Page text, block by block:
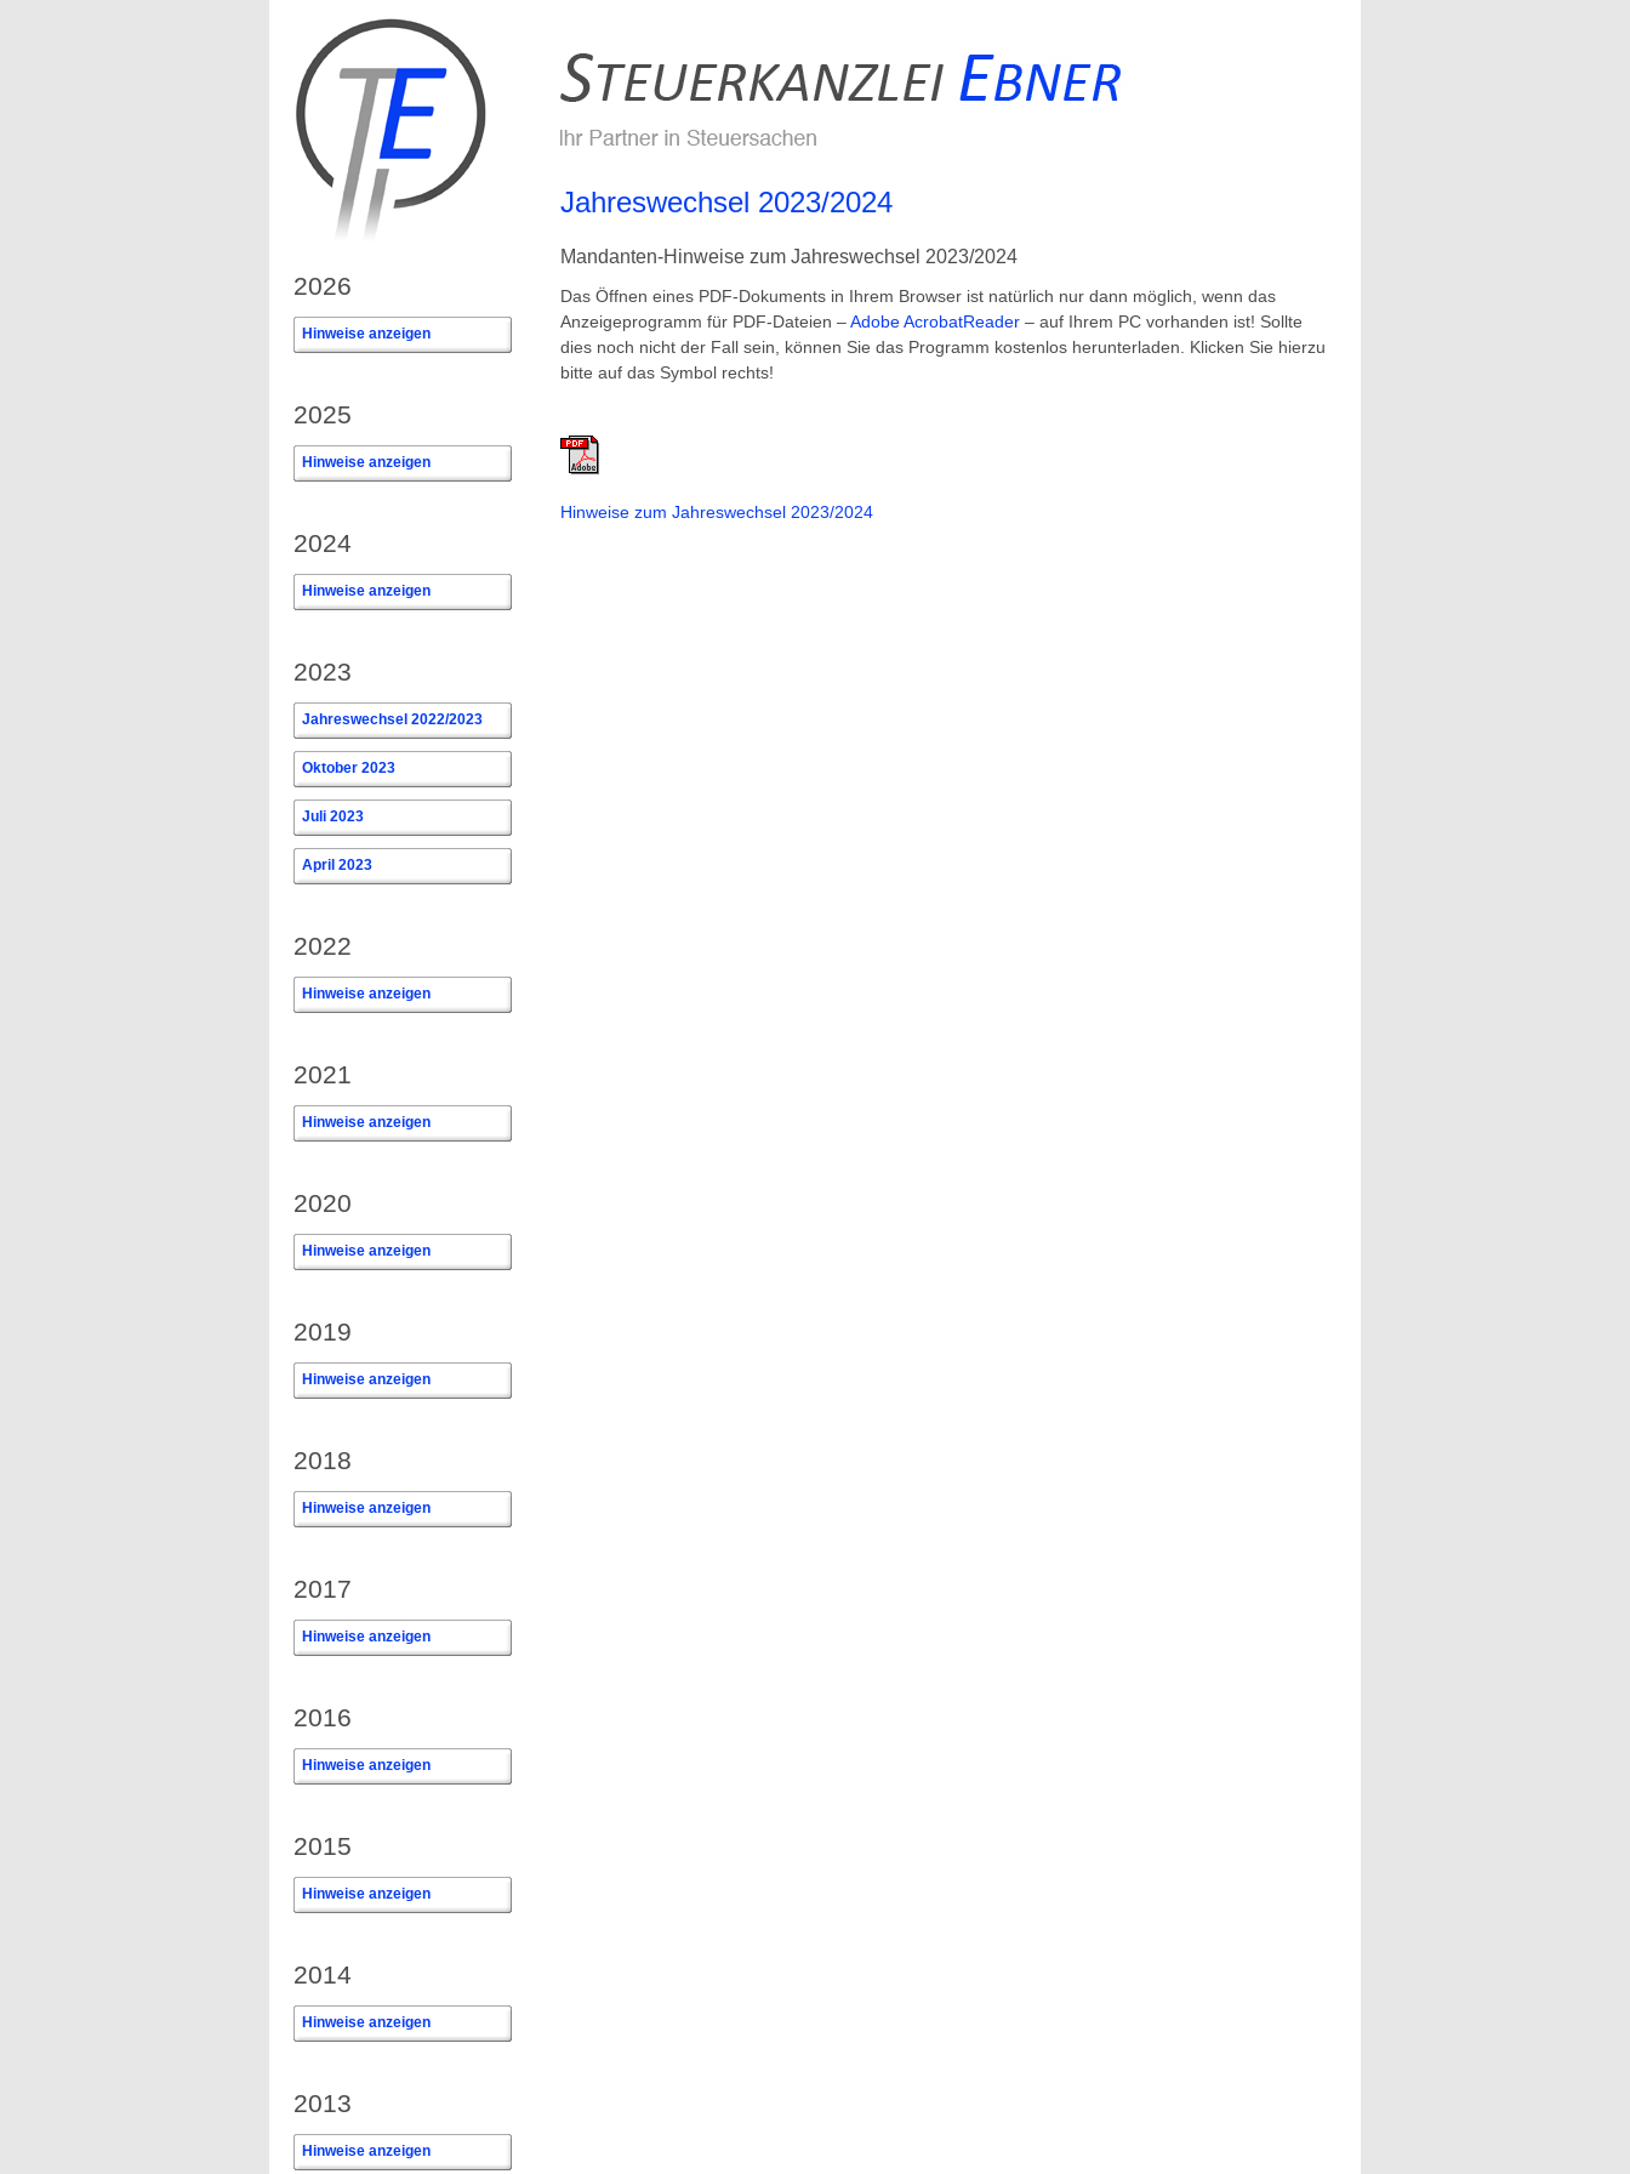
Jahreswechsel 2023/2024
2026
Hinweise anzeigen
2025
Hinweise anzeigen
2024
Hinweise anzeigen
2023
Jahreswechsel 2022/2023
Oktober 2023
Juli 2023
April 2023
2022
Hinweise anzeigen
2021
Hinweise anzeigen
2020
Hinweise anzeigen
2019
Hinweise anzeigen
2018
Hinweise anzeigen
2017
Hinweise anzeigen
2016
Hinweise anzeigen
2015
Hinweise anzeigen
2014
Hinweise anzeigen
2013
Hinweise anzeigen
Mandanten-Hinweise zum Jahreswechsel 2023/2024
Das Öffnen eines PDF-Dokuments in Ihrem Browser ist natürlich nur dann möglich, wenn das
Anzeigeprogramm für PDF-Dateien –Adobe AcrobatReader – auf Ihrem PC vorhanden ist! Sollte
dies noch nicht der Fall sein, können Sie das Programm kostenlos herunterladen. Klicken Sie hierzu
bitte auf das Symbol rechts!
Hinweise zum Jahreswechsel 2023/2024